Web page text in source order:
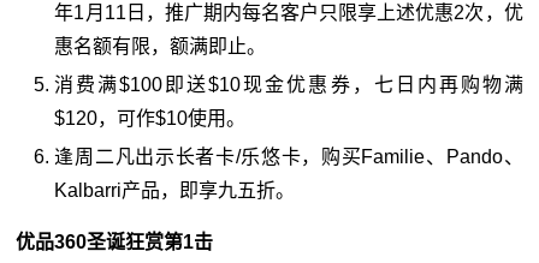
年1月11日，推广期内每名客户只限享上述优惠2次，优
惠名额有限，额满即止。
消费满$100即送$10现金优惠券，七日内再购物满
$120，可作$10使用。
逢周二凡出示长者卡/乐悠卡，购买Familie、Pando、
Kalbarri产品，即享九五折。
优品360圣诞狂赏第1击